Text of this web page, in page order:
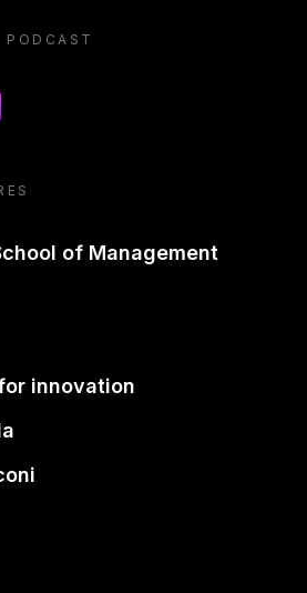
podcast
of Management
innovation